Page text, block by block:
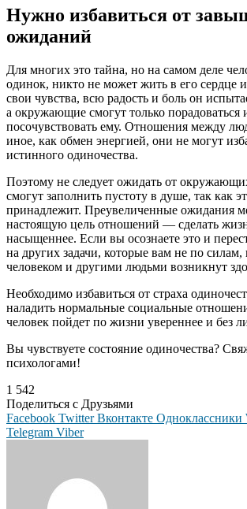
Нужно избавиться от
ожиданий
Для многих это тайна, но на самом деле
одинок, никто не может жить в его сердце
свои чувства, всю радость и боль он
а окружающие смогут только порадоваться
посочувствовать ему. Отношения между
иное, как обмен энергией, они не могут
истинного одиночества.
Поэтому не следует ожидать от
смогут заполнить пустоту в душе, так как
принадлежит. Преувеличенные ожидания
настоящую цель отношений — сделать
насыщеннее. Если вы осознаете это и
на других задачи, которые вам не по силам,
человеком и другими людьми возникнут
Необходимо избавиться от страха
наладить нормальные социальные
человек пойдет по жизни увереннее и без
Вы чувствуете состояние одиночества?
психологами!
1 542
Поделиться с Друзьями
Facebook Twitter Вконтакте Одноклассники
Telegram Viber